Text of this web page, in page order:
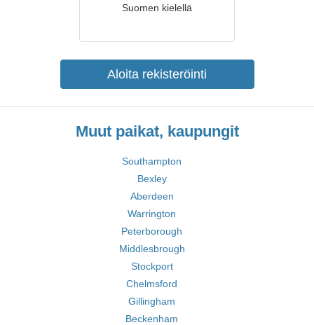
Suomen kielellä
Aloita rekisteröinti
Muut paikat, kaupungit
Southampton
Bexley
Aberdeen
Warrington
Peterborough
Middlesbrough
Stockport
Chelmsford
Gillingham
Beckenham